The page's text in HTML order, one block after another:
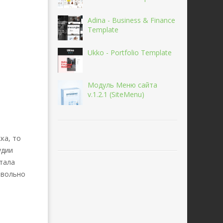
то
Adina - Business & Finance
Template
Ukko - Portfolio Template
Модуль Меню сайта
v.1.2.1 (SiteMenu)